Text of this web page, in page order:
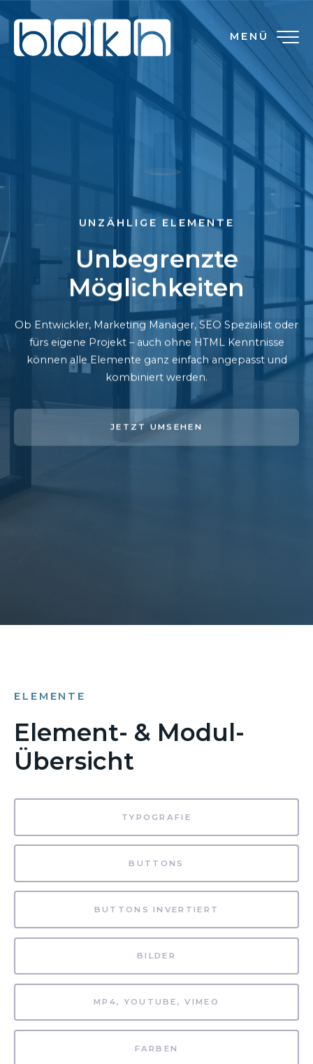
MENÜ
UNZÄHLIGE ELEMENTE
Unbegrenzte
Möglichkeiten
Ob Entwickler, Marketing Manager, SEO Spezialist oder
fürs eigene Projekt – auch ohne HTML Kenntnisse
können alle Elemente ganz einfach angepasst und
kombiniert werden.
JETZT UMSEHEN
ELEMENTE
Element- & Modul-
Übersicht
TYPOGRAFIE
BUTTONS
BUTTONS INVERTIERT
BILDER
MP4, YOUTUBE, VIMEO
FARBEN